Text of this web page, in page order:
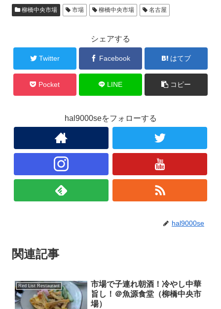
柳橋中央市場 市場 柳橋中央市場 名古屋
シェアする
Twitter Facebook はてブ
Pocket LINE コピー
hal9000seをフォローする
hal9000se
関連記事
Red List Restaurant
市場で子連れ朝酒！冷やし中華
旨し！＠魚源食堂（柳橋中央市
場）